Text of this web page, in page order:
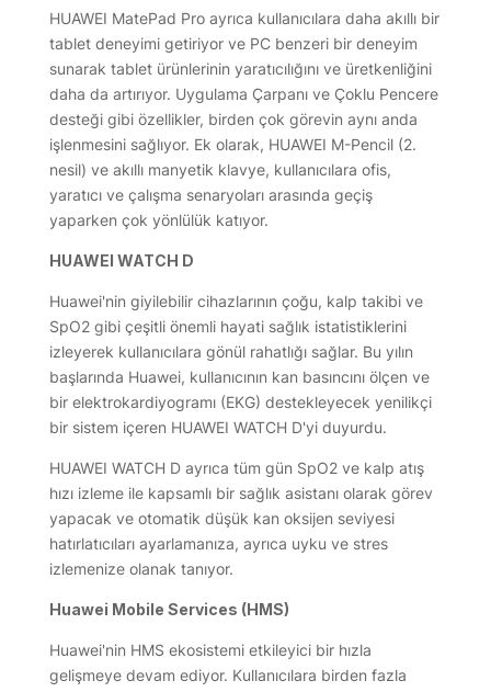
HUAWEI MatePad Pro ayrıca kullanıcılara daha akıllı bir
tablet deneyimi getiriyor ve PC benzeri bir deneyim
sunarak tablet ürünlerinin yaratıcılığını ve üretkenliğini
daha da artırıyor. Uygulama Çarpanı ve Çoklu Pencere
desteği gibi özellikler, birden çok görevin aynı anda
işlenmesini sağlıyor. Ek olarak, HUAWEI M-Pencil (2.
nesil) ve akıllı manyetik klavye, kullanıcılara ofis,
yaratıcı ve çalışma senaryoları arasında geçiş
yaparken çok yönlülük katıyor.
HUAWEI WATCH D
Huawei'nin giyilebilir cihazlarının çoğu, kalp takibi ve
SpO2 gibi çeşitli önemli hayati sağlık istatistiklerini
izleyerek kullanıcılara gönül rahatlığı sağlar. Bu yılın
başlarında Huawei, kullanıcının kan basıncını ölçen ve
bir elektrokardiyogramı (EKG) destekleyecek yenilikçi
bir sistem içeren HUAWEI WATCH D'yi duyurdu.
HUAWEI WATCH D ayrıca tüm gün SpO2 ve kalp atış
hızı izleme ile kapsamlı bir sağlık asistanı olarak görev
yapacak ve otomatik düşük kan oksijen seviyesi
hatırlatıcıları ayarlamanıza, ayrıca uyku ve stres
izlemenize olanak tanıyor.
Huawei Mobile Services (HMS)
Huawei'nin HMS ekosistemi etkileyici bir hızla
gelişmeye devam ediyor. Kullanıcılara birden fazla